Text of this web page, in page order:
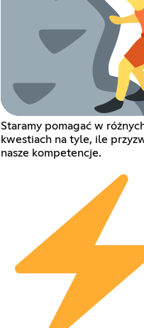
Staramy pomagać w
kwestiach na tyle, ile
nasze kompetencje.